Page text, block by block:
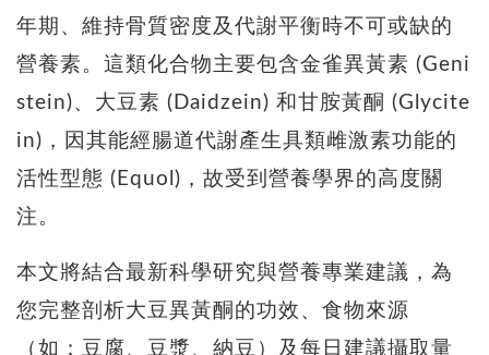
年期、維持骨質密度及代謝平衡時不可或缺的
營養素。這類化合物主要包含金雀異黃素 (Geni
stein)、大豆素 (Daidzein) 和甘胺黃酮 (Glycite
in)，因其能經腸道代謝產生具類雌激素功能的
活性型態 (Equol)，故受到營養學界的高度關
注。
本文將結合最新科學研究與營養專業建議，為
您完整剖析大豆異黃酮的功效、食物來源
（如：豆腐、豆漿、納豆）及每日建議攝取量